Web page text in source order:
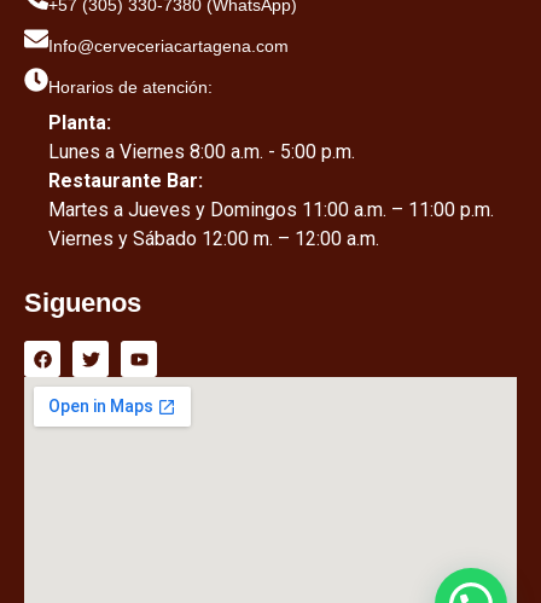
+57 (305) 330-7380 (WhatsApp)
Info@cerveceriacartagena.com
Horarios de atención:
Planta:
Lunes a Viernes 8:00 a.m. - 5:00 p.m.
Restaurante Bar:
Martes a Jueves y Domingos 11:00 a.m. – 11:00 p.m.
Viernes y Sábado 12:00 m. – 12:00 a.m.
Siguenos